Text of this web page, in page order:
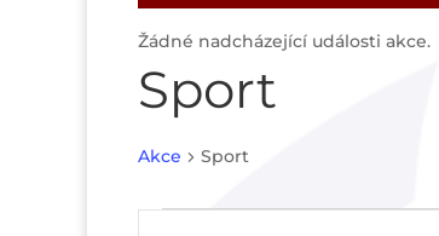
Žádné nadcházející události akce.
Sport
Akce Sport
Akce